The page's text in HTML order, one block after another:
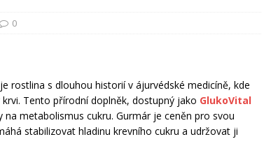
0
rostlina s dlouhou historií v ájurvédské medicíně, kde
Tento přírodní doplněk, dostupný jako GlukoVital
metabolismus cukru. Gurmár je ceněn pro svou
stabilizovat hladinu krevního cukru a udržovat ji